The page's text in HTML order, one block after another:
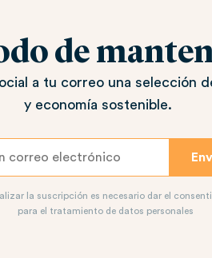
de
a tu correo una selección
y economía sostenible.
la suscripción es necesario dar el
para el tratamiento de datos personales